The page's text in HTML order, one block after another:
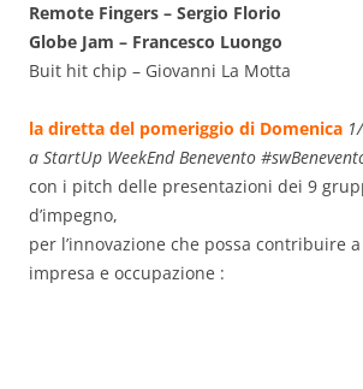
Remote Fingers – Sergio Florio
Globe Jam – Francesco Luongo
Buit hit chip – Giovanni La Motta
la diretta del pomeriggio di Domenica
a StartUp WeekEnd Benevento
con i pitch delle presentazioni dei 9
d’impegno,
per l’innovazione che possa contribuire
impresa e occupazione :